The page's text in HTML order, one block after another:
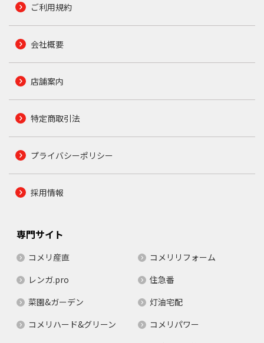
ご利用規約
会社概要
店舗案内
特定商取引法
プライバシーポリシー
採用情報
専門サイト
コメリ産直
コメリリフォーム
レンガ.pro
住急番
菜園&ガーデン
灯油宅配
コメリハード&グリーン
コメリパワー